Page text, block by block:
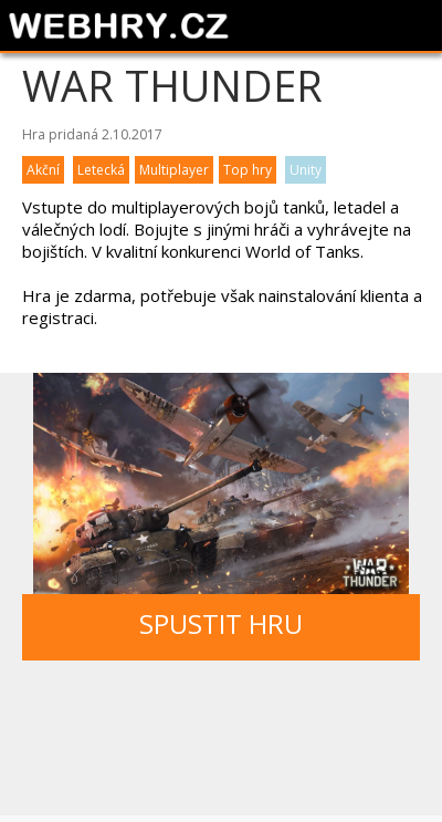
WAR THUNDER
Hra pridaná 2.10.2017
Akční
Letecká Multiplayer Top hry Unity
Vstupte do multiplayerových bojů tanků, letadel a
válečných lodí. Bojujte s jinými hráči a vyhrávejte na
bojištích. V kvalitní konkurenci World of Tanks.
Hra je zdarma, potřebuje však nainstalování klienta a
registraci.
SPUSTIT HRU